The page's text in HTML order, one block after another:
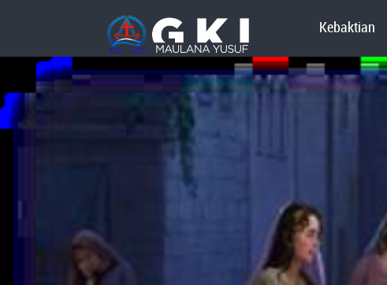
Kebaktian